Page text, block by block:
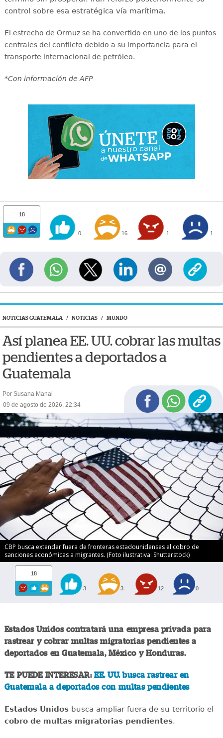
control sobre esa estratégica vía marítima.
El estrecho de Ormuz se ha convertido en uno de los puntos
centrales del conflicto debido a su importancia para el
transporte internacional de petróleo.
*Con información de AFP
18
0 16 1 1
NOTICIAS GUATEMALA / NOTICIAS / MUNDO
Así planea EE. UU. cobrar las multas
pendientes a deportados a
Guatemala
Por Susana Manai
09 de agosto de 2026, 22:34
CBP busca extender fuera de fronteras estadounidenses el cobro de
sanciones económicas a migrantes. (Foto ilustrativa: Shutterstock)
18
3 3 12 0
Estados Unidos contratará una empresa privada para
rastrear y cobrar multas migratorias pendientes a
deportados en Guatemala, México y Honduras.
TE PUEDE INTERESAR:EE. UU. busca rastrear en
Guatemala a deportados con multas pendientes
Estados Unidosbusca ampliar fuera de su territorio el
cobro de multas migratorias pendientes.